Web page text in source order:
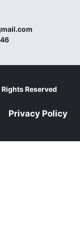
Reserved
Privacy Policy